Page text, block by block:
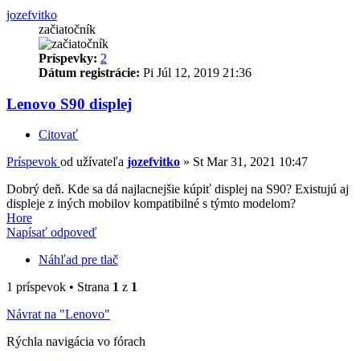
jozefvitko
začiatočník
Príspevky: 2
Dátum registrácie: Pi Júl 12, 2019 21:36
Lenovo S90 displej
Citovať
Príspevok od užívateľa jozefvitko » St Mar 31, 2021 10:47
Dobrý deň. Kde sa dá najlacnejšie kúpiť displej na S90? Existujú aj
displeje z iných mobilov kompatibilné s týmto modelom?
Hore
Napísať odpoveď
Náhľad pre tlač
1 príspevok • Strana 1 z 1
Návrat na "Lenovo"
Rýchla navigácia vo fórach